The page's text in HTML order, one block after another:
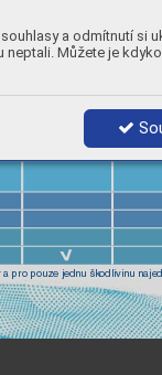
a odmítnutí si
neptali. Můžete je
a pro pouze jednu škodlivinu